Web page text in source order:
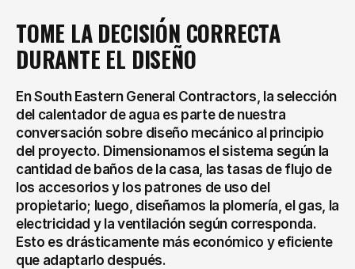
TOME LA DECISIÓN CORRECTA
DURANTE EL DISEÑO
En South Eastern General Contractors, la selección
del calentador de agua es parte de nuestra
conversación sobre diseño mecánico al principio
del proyecto. Dimensionamos el sistema según la
cantidad de baños de la casa, las tasas de flujo de
los accesorios y los patrones de uso del
propietario; luego, diseñamos la plomería, el gas, la
electricidad y la ventilación según corresponda.
Esto es drásticamente más económico y eficiente
que adaptarlo después.